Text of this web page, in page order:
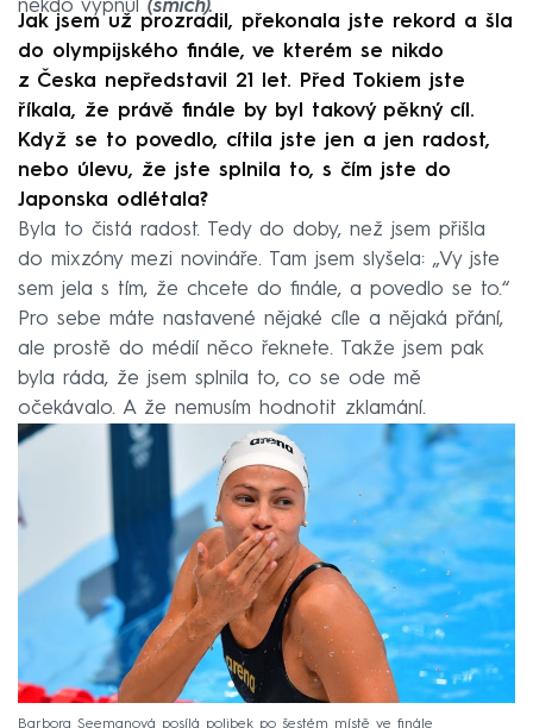
někdo vypnul (smích).
Jak jsem už prozradil, překonala jste rekord a šla
do olympijského finále, ve kterém se nikdo
z Česka nepředstavil 21 let. Před Tokiem jste
říkala, že právě finále by byl takový pěkný cíl.
Když se to povedlo, cítila jste jen a jen radost,
nebo úlevu, že jste splnila to, s čím jste do
Japonska odlétala?
Byla to čistá radost. Tedy do doby, než jsem přišla
do mixzóny mezi novináře. Tam jsem slyšela: „Vy jste
sem jela s tím, že chcete do finále, a povedlo se to.“
Pro sebe máte nastavené nějaké cíle a nějaká přání,
ale prostě do médií něco řeknete. Takže jsem pak
byla ráda, že jsem splnila to, co se ode mě
očekávalo. A že nemusím hodnotit zklamání.
Barbora Seemanová posílá polibek po šestém místě ve finále